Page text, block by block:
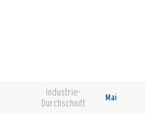
Industrie-
Durchschnitt
Mai